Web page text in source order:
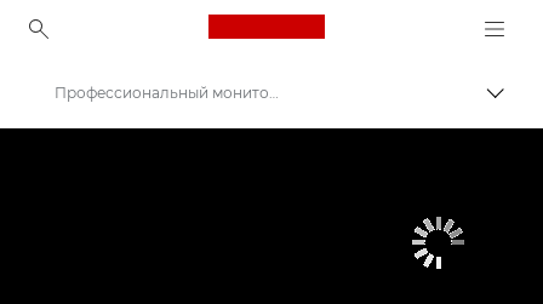
Canon Logo, back to
Профессиональный монитор Canon DP-V1830